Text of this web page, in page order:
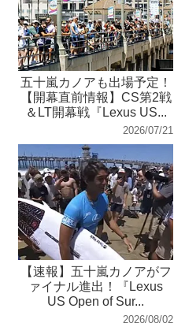
五十嵐カノアも出場予定！
【開幕直前情報】CS第2戦
＆LT開幕戦『Lexus US...
2026/07/21
【速報】五十嵐カノアがフ
ァイナル進出！『Lexus
US Open of Sur...
2026/08/02